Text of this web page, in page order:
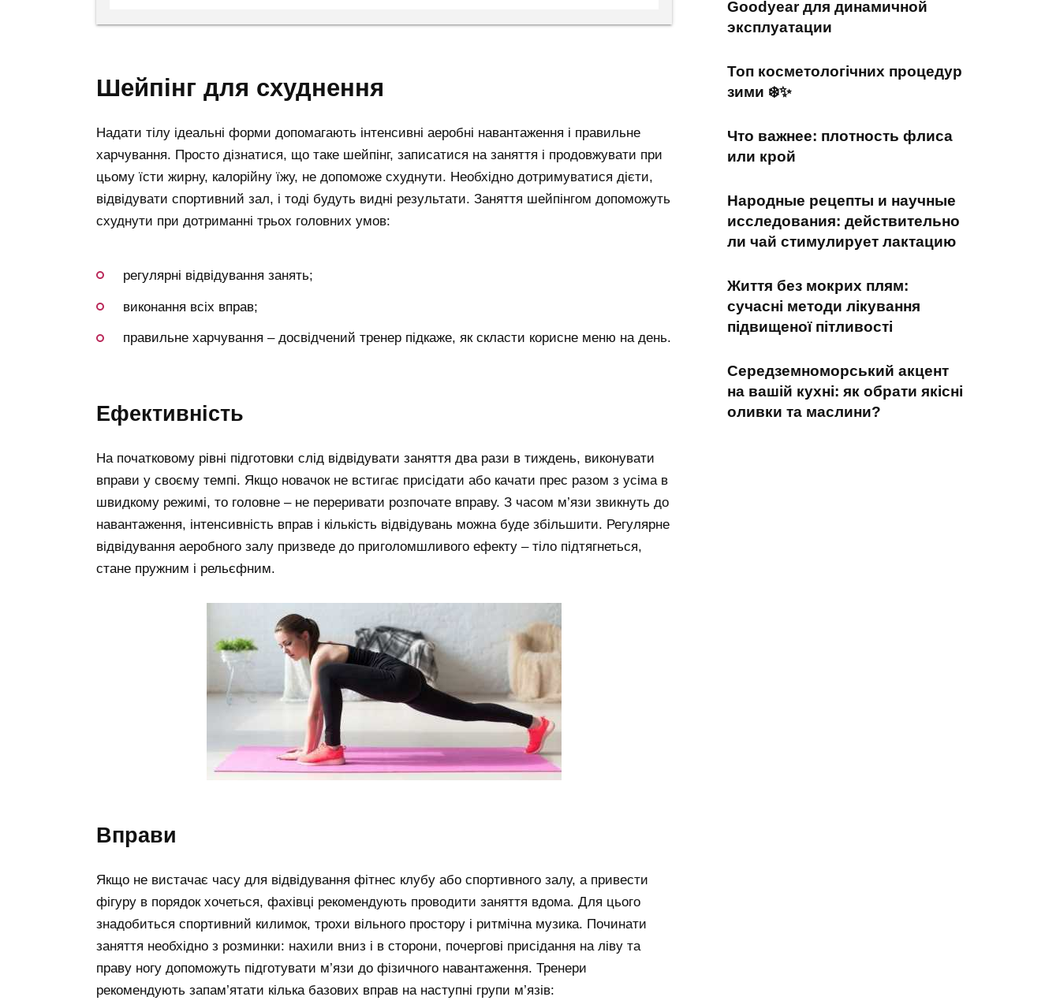
шейпінг для схуднення
Надати тілу ідеальні форми допомагають інтенсивні аеробні навантаження і правильне
харчування. Просто дізнатися, що таке шейпінг, записатися на заняття і продовжувати при
цьому їсти жирну, калорійну їжу, не допоможе схуднути. Необхідно дотримуватися дієти,
відвідувати спортивний зал, і тоді будуть видні результати. Заняття шейпінгом допоможуть
схуднути при дотриманні трьох головних умов:
регулярні відвідування занять;
виконання всіх вправ;
правильне харчування – досвідчений тренер підкаже, як скласти корисне меню на день.
ефективність
На початковому рівні підготовки слід відвідувати заняття два рази в тиждень, виконувати
вправи у своєму темпі. Якщо новачок не встигає присідати або качати прес разом з усіма в
швидкому режимі, то головне – не переривати розпочате вправу. З часом м’язи звикнуть до
навантаження, інтенсивність вправ і кількість відвідувань можна буде збільшити. Регулярне
відвідування аеробного залу призведе до приголомшливого ефекту – тіло підтягнеться,
стане пружним і рельєфним.
вправи
Якщо не вистачає часу для відвідування фітнес клубу або спортивного залу, а привести
фігуру в порядок хочеться, фахівці рекомендують проводити заняття вдома. Для цього
знадобиться спортивний килимок, трохи вільного простору і ритмічна музика. Починати
заняття необхідно з розминки: нахили вниз і в сторони, почергові присідання на ліву та
праву ногу допоможуть підготувати м’язи до фізичного навантаження. Тренери
рекомендують запам’ятати кілька базових вправ на наступні групи м’язів:
Goodyear для динамичной
эксплуатации
Топ косметологічних процедур
зими ❄️✨
Что важнее: плотность флиса
или крой
Народные рецепты и научные
исследования: действительно
ли чай стимулирует лактацию
Життя без мокрих плям:
сучасні методи лікування
підвищеної пітливості
Середземноморський акцент
на вашій кухні: як обрати якісні
оливки та маслини?